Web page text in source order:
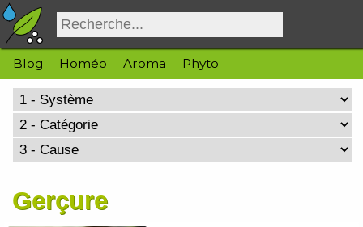
Blog Homéo Aroma Phyto
Gerçure